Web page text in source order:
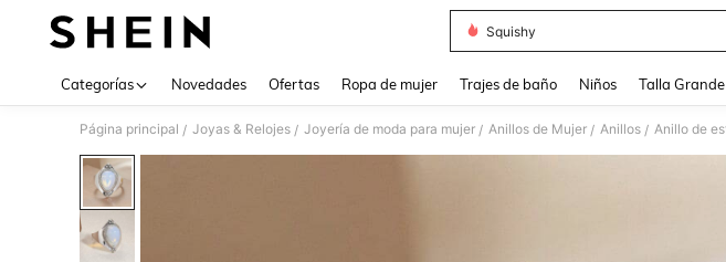
Squishy
Categorías Novedades Ofertas Ropa de mujer Trajes de baño Niños Talla Grande
Página principal / Joyas & Relojes / Joyería de moda para mujer / Anillos de Mujer / Anillos /